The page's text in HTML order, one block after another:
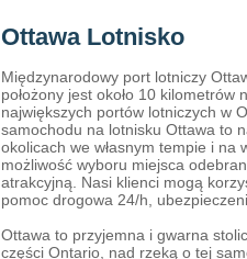
Ottawa Lotnisko
Międzynarodowy port lotniczy
położony jest około 10
największych portów lotniczych w
samochodu na lotnisku Ottawa to
okolicach we własnym tempie i na
możliwość wyboru miejsca
atrakcyjną. Nasi klienci mogą
pomoc drogowa 24/h,
Ottawa to przyjemna i gwarna
części Ontario, nad rzeką o tej